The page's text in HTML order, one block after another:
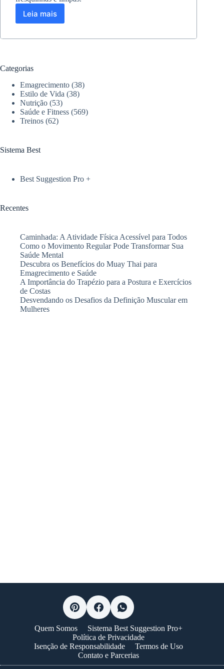
Leia mais
Como
o
roupas
de
treino
no
verão
Categorias
Emagrecimento (38)
Estilo de Vida (38)
Nutrição (53)
Saúde e Fitness (569)
Treinos (62)
Sistema Best
Best Suggestion Pro +
Recentes
Caminhada: A Atividade Física Acessível para Todos
Como o Movimento Regular Pode Transformar Sua
Saúde Mental
Descubra os Benefícios do Muay Thai para
Emagrecimento e Saúde
A Importância do Trapézio para a Postura e Exercícios
de Costas
Desvendando os Desafios da Definição Muscular em
Mulheres
Quem Somos
Sistema Best Suggestion Pro+
Política de Privacidade
Isenção de Responsabilidade
Termos de Uso
Contato e Parcerias